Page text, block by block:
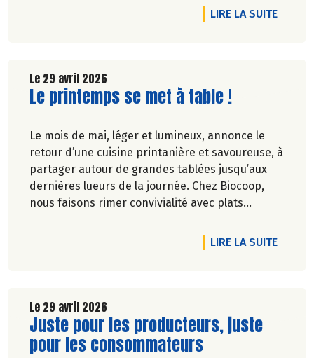
Jarouilles en polyculture-élevage, près de
Libourne, où Uppercut le bouc nous accueille.
Pascale Solana.
LIRE LA SUITEDE
Le 29 avril 2026
Lire la suite de l'article
Le printemps se met à table !
Le mois de mai, léger et lumineux, annonce le
retour d’une cuisine printanière et savoureuse, à
partager autour de grandes tablées jusqu’aux
dernières lueurs de la journée. Chez Biocoop,
nous faisons rimer convivialité avec plats
saison nous vous avons concocté une petite
sélection printanière jusqu’à -20% du 30/04 au
LIRE LA SUITEDE
Le 29 avril 2026
Lire la suite de l'article
Juste pour les producteurs, juste
pour les consommateurs